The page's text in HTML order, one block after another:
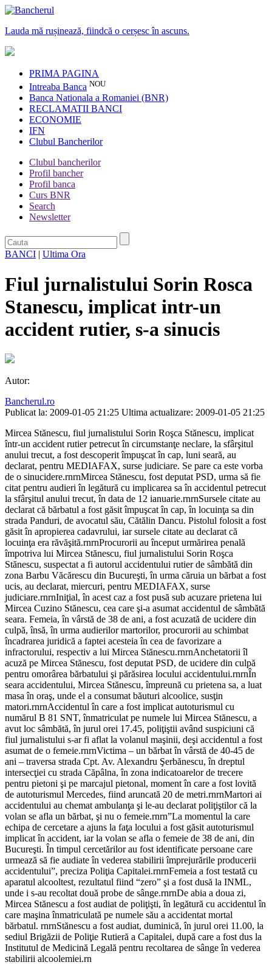
Lauda mă rușinează, fiindcă o cerșesc în ascuns.
PRIMA PAGINA
Intreaba Banca NOU
Banca Nationala a Romaniei (BNR)
RECLAMATII BANCI
ECONOMIE
IFN
Clubul Bancherilor
Clubul bancherilor
Profil bancher
Profil banca
Curs BNR
Search
Newsletter
BANCI | Ultima Ora
Fiul jurnalistului Sorin Rosca
Stanescu, implicat intr-un
accident rutier, s-a sinucis
Autor:
Bancherul.ro
Publicat la: 2009-01-05 21:25 Ultima actualizare: 2009-01-05 21:25
Mircea Stănescu, fiul jurnalistului Sorin Roşca Stănescu, implicat
într-un accident rutier petrecut în circumstanţe neclare, la sfârşitul
anului trecut, a fost descoperit împuşcat în cap, luni seară, au
declarat, pentru MEDIAFAX, surse judiciare. Se pare ca este vorba
de o sinucidere.rnrnMircea Stănescu, fost deputat PSD, urma să fie
citat pentru audieri în legătură cu implicarea sa în accidentul petrecut
la sfârşitul anului trecut, în data de 12 ianuarie.rnrnSursele citate au
declarat că bărbatul a fost găsit împuşcat în cap, în locuinţa sa din
strada Panduri, de avocatul său, Cătălin Dancu. Pistolul folosit a fost
găsit în apropierea cadavrului, iar sursele citate au declarat că
locuinţa era răvăşită.rnrnProcurorii au început urmărirea penală
împotriva lui Mircea Stănescu, fiul jurnalistului Sorin Roşca
Stănescu, suspectat a fi autorul accidentului rutier de sâmbătă din
zona Barbu Văcărescu din Bucureşti, în urma căruia un bărbat a fost
ucis, au declarat, miercuri, pentru MEDIAFAX, surse
judiciare.rnrnIniţial, în acest caz a fost pusă sub acuzare prietena lui
Mircea Cuzino Stănescu, cea care şi-a asumat accidentul de sâmbătă
seara. Femeia, în vârstă de 38 de ani, a fost acuzată de ucidere din
culpă, însă, în urma audierilor martorilor, procurorii au schimbat
încadrarea juridică a faptei acesteia în cea de favorizare a
infractorului, respectiv a lui Mircea Stănescu.rnrnAnchetatorii îl
acuză pe Mircea Stănescu, fost deputat PSD, de ucidere din culpă
pentru omorârea bărbatului şi părăsirea locului accidentului.rnrnÎn
seara accidentului, Mircea Stănescu, împreună cu prietena sa, a luat
masa în oraş, unde el a consumat băuturi alcoolice, susţin
matori.rnrnAccidentul în care a fost implicat autoturismul cu
numărul B 81 SNT, înmatriculat pe numele lui Mircea Stănescu, a
avut loc sâmbătă, în jurul orei 17.45, poliţiştii având suspiciuni că
fiul jurnalistului s-ar fi aflat la volanul maşinii, deşi accidentul a fost
asumat de o femeie.rnrnVictima – un bărbat în vârstă de 40-45 de
ani – traversa strada Cpt. Av. Alexandru Şerbănescu, în dreptul
intersecţiei cu strada Căpâlna, în zona indicatoarelor de trecere
pentru pietoni şi pe marcajul pietonal, moment în care a fost lovită
de autoturismul Mercedes, fiind aruncată 20 de metri.rnrnMartori ai
accidentului au chemat ambulanţa şi le-au declarat poliţiştilor că la
volan se afla un bărbat, şi nu o femeie.rnrn”La momentul la care
echipa de cercetare a ajuns la faţa locului a fost găsit autoturismul
implicat în accident, iar la volan se afla o femeie de 38 de ani, din
Bucureşti. În timpul cercetărilor au fost identificate persoane care
urmează să fie audiate în vederea stabilirii împrejurările producerii
accidentului”, preciza Poliţia Capitalei.rnrnFemeia a fost testată cu
aparatul alcooltest, rezultatul fiind “zero” şi a fost dusă la INML,
unde i s-au recoltat două probe de sânge.rnrnDe abia a doua zi,
Mircea Stănescu a fost audiat de poliţişti, în legătură cu accidentul în
care maşina înmatriculată pe numele său a accidentat mortal
bărbatul. rnrnStănescu a fost audiat, duminică, în jurul orei 11.00, la
sediul Brigăzii de Poliţie Rutieră a Capitalei, după care a fost dus la
Institutul de Medicină Legală pentru recoltarea de sânge în vederea
stabilirii alcoolemiei.rn